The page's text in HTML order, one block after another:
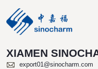
XIAMEN
 export01@sinocharm.com